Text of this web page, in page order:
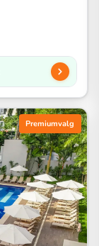
Premiumvalg